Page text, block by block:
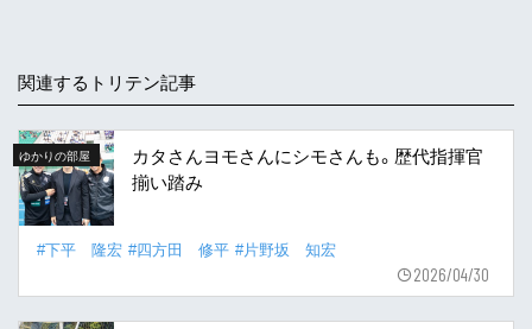
関連するトリテン記事
ゆかりの部屋
カタさんヨモさんにシモさんも。歴代指揮官
揃い踏み
#下平 隆宏 #四方田 修平 #片野坂 知宏
2026/04/30